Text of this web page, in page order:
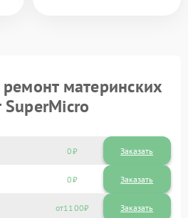
материнских
SuperMicro
0 Заказать
0 Заказать
1100